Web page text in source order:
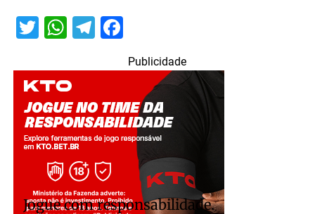
Twitter
WhatsApp
Telegram
Facebook
Publicidade
Jogue com responsabilidade.